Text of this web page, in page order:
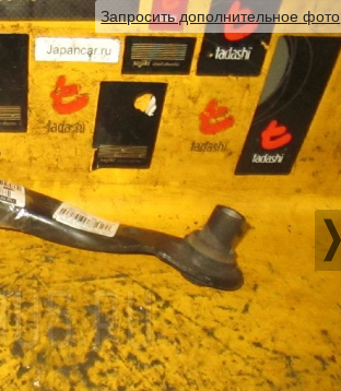
Запросить дополнительное фото